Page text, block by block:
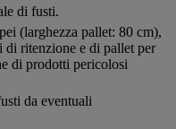
di fusti.
(larghezza pallet: 80 cm),
ritenzione e di pallet per
di prodotti pericolosi
da eventuali